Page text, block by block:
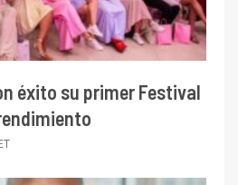
éxito su primer Festival